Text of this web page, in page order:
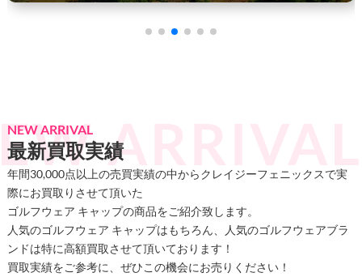
NEW ARRIVAL
最新買取実績
年間30,000点以上の売買実績の中からクレイジーフェニックスで実
際にお買取りさせて頂いた
ゴルフウェア キャップの商品をご紹介致します。
人気のゴルフウェア キャップはもちろん、人気のゴルフウェアブラ
ンドは特に高額買取させて頂いております！
買取実績をご参考に、ぜひこの機会にお売りください！